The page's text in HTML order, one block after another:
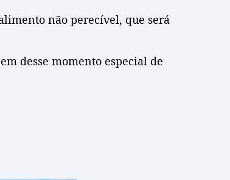
não perecível, que será
desse momento especial de